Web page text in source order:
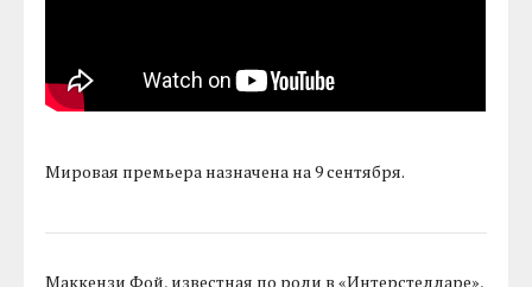
Мировая премьера назначена на 9 сентября.
Маккензи Фой, известная по роли в «Интерстелларе»,